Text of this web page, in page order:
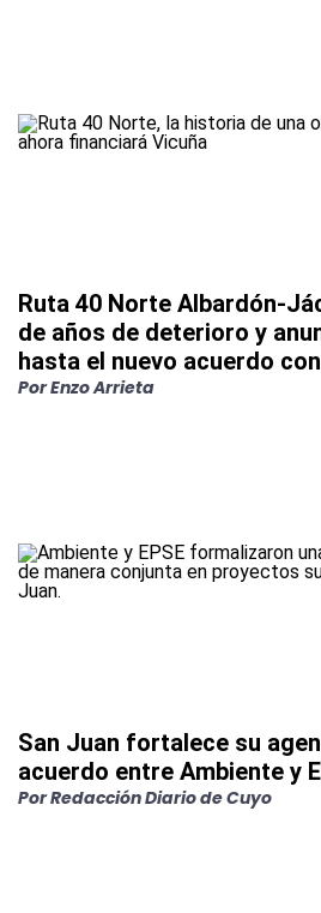
Ruta 40 Norte Albardón-
de años de deterioro y
hasta el nuevo acuerdo
PorEnzo Arrieta
San Juan fortalece su
acuerdo entre Ambiente y
PorRedacción Diario de Cuyo